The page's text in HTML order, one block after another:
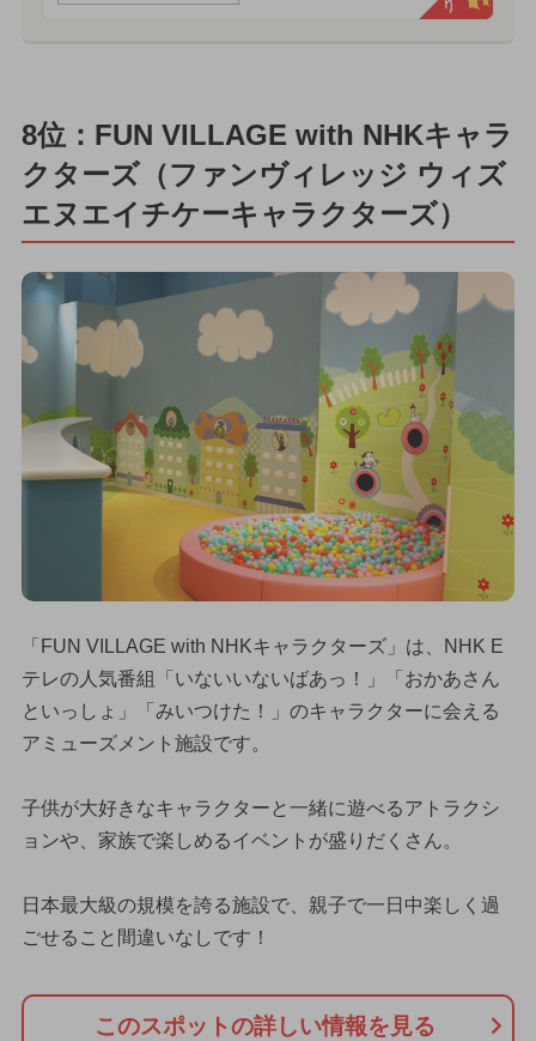
8位：FUN VILLAGE with NHKキャラ
クターズ（ファンヴィレッジ ウィズ
エヌエイチケーキャラクターズ）
「FUN VILLAGE with NHKキャラクターズ」は、NHK E
テレの人気番組「いないいないばあっ！」「おかあさん
といっしょ」「みいつけた！」のキャラクターに会える
アミューズメント施設です。
子供が大好きなキャラクターと一緒に遊べるアトラクシ
ョンや、家族で楽しめるイベントが盛りだくさん。
日本最大級の規模を誇る施設で、親子で一日中楽しく過
ごせること間違いなしです！
このスポットの詳しい情報を見る